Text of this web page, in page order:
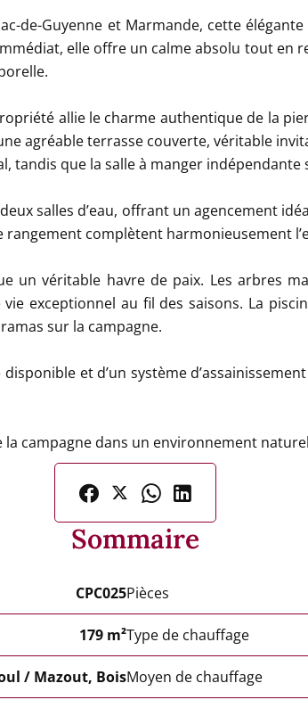
de-Guyenne et Marmande, cette
elle offre un calme absolu tout en
allie le charme authentique de la
agréable terrasse couverte, véritable
tandis que la salle à manger
salles d’eau, offrant un agencement
complètent harmonieusement
un véritable havre de paix. Les arbres
exceptionnel au fil des saisons. La
sur la campagne.
et d’un système
campagne dans un environnement
Sommaire
CPC025Pièces
179 m²Type de chauffage
/ Mazout, BoisMoyen de chauffage